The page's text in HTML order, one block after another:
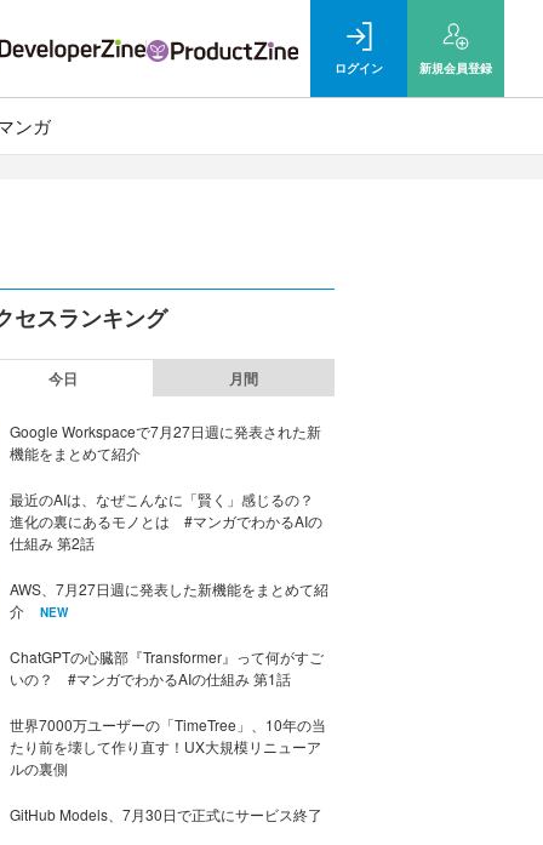
ログイン 新規会員登録
ンガ
セスランキング
今日 月間
Google Workspaceで7月27日週に発表された新
機能をまとめて紹介
最近のAIは、なぜこんなに「賢く」感じるの？
進化の裏にあるモノとは #マンガでわかるAIの
仕組み 第2話
AWS、7月27日週に発表した新機能をまとめて紹
介
NEW
ChatGPTの心臓部『Transformer』って何がすご
いの？ #マンガでわかるAIの仕組み 第1話
世界7000万ユーザーの「TimeTree」、10年の当
たり前を壊して作り直す！UX大規模リニューア
ルの裏側
GitHub Models、7月30日で正式にサービス終了